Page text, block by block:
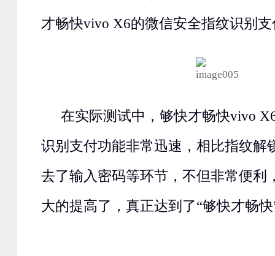
才畅快vivo X6的微信安全指纹识别
在实际测试中，够快才畅快vivo
识别支付功能非常迅速，相比指纹解
去了输入密码等环节，不但非常便利
大的提高了，真正达到了“够快才畅快